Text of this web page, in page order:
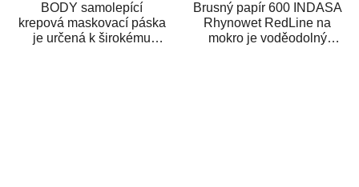
BODY samolepící
krepová maskovací páska
je určená k širokému
Brusný papír 600 INDASA
Rhynowet RedLine na
mokro je voděodolný